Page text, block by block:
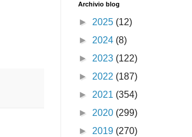
Archivio blog
► 2025 (12)
► 2024 (8)
► 2023 (122)
► 2022 (187)
► 2021 (354)
► 2020 (299)
► 2019 (270)